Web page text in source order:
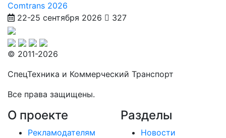
Comtrans 2026
22-25 сентября 2026
327
© 2011-2026
СпецТехника и Коммерческий Транспорт
Все права защищены.
О проекте
Рекламодателям
Разделы
Новости